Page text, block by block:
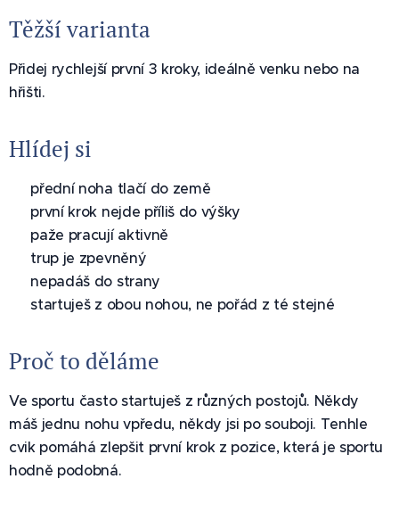
Těžší varianta
Přidej rychlejší první 3 kroky, ideálně venku nebo na
hřišti.
Hlídej si
✅ přední noha tlačí do země
✅ první krok nejde příliš do výšky
✅ paže pracují aktivně
✅ trup je zpevněný
✅ nepadáš do strany
✅ startuješ z obou nohou, ne pořád z té stejné
Proč to děláme
Ve sportu často startuješ z různých postojů. Někdy
máš jednu nohu vpředu, někdy jsi po souboji. Tenhle
cvik pomáhá zlepšit první krok z pozice, která je sportu
hodně podobná.